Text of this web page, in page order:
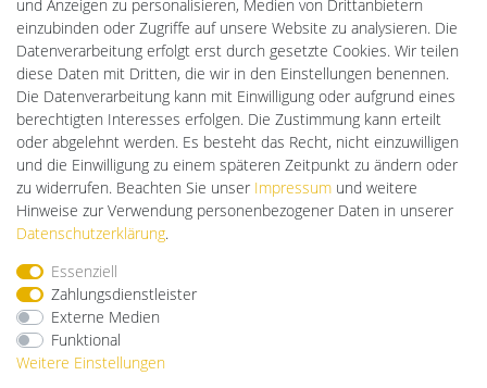
DEYESOLAR
Lightech Connect
CardanLight Europe
FORTIMO LEDs
Cardanlight-Shop
Wallbox24
Impressum Daten­schutz­erklärung AGB
Barrierefreiheitserklärung
und Anzeigen zu personalisieren, Medien von Drittanbietern
einzubinden oder Zugriffe auf unsere Website zu analysieren. Die
Datenverarbeitung erfolgt erst durch gesetzte Cookies. Wir teilen
diese Daten mit Dritten, die wir in den Einstellungen benennen.
Die Datenverarbeitung kann mit Einwilligung oder aufgrund eines
berechtigten Interesses erfolgen. Die Zustimmung kann erteilt
oder abgelehnt werden. Es besteht das Recht, nicht einzuwilligen
und die Einwilligung zu einem späteren Zeitpunkt zu ändern oder
zu widerrufen. Beachten Sie unser Impressum und weitere
Hinweise zur Verwendung personenbezogener Daten in unserer
Daten­schutz­erklärung.
Essenziell
Zahlungsdienstleister
Externe Medien
Funktional
Weitere Einstellungen